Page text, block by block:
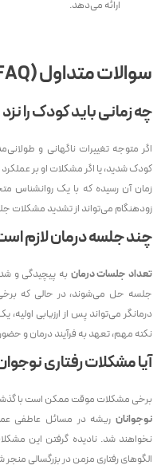
ارائه می‌دهد.
سوالات متداول (FAQ)
چه زمانی باید کودک را
اگر متوجه تغییرات ناگهانی و
کودک شدید، یا اگر مشکلات او بر
زمان آن رسیده که با یک
زودهنگام می‌تواند از تشدید مشکلات
چند جلسه درمان لازم
تعداد جلسات درمان به پیچیدگی و
جلسه حل می‌شوند، در حالی که
درمانگر می‌تواند پس از ارزیابی
نکته مهم، تعهد به فرآیند درمان و
آیا مشکلات رفتاری
برخی مشکلات موقت ممکن است با گذشت
نوجوانان ریشه در مسائل عاطفی
نخواهند شد. نادیده گرفتن این
الگوهای رفتاری مزمن در بزرگسالی منجر